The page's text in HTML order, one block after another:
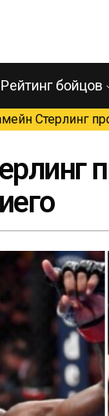
Рейтинг бойцов
Стерлинг